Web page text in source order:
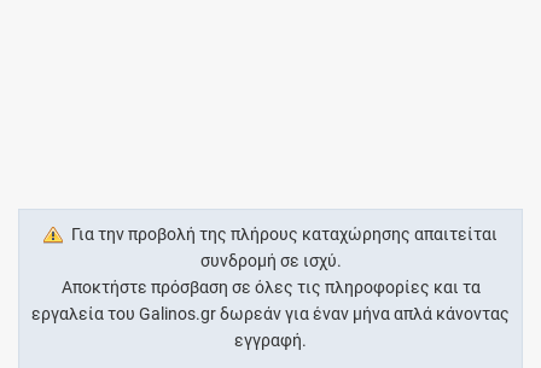
Για την προβολή της πλήρους καταχώρησης απαιτείται
συνδρομή σε ισχύ.
Αποκτήστε πρόσβαση σε όλες τις πληροφορίες και τα
εργαλεία του Galinos.gr δωρεάν για έναν μήνα απλά κάνοντας
εγγραφή.